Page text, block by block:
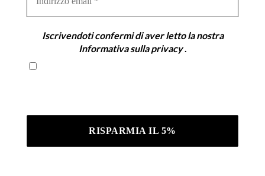
Iscrivendoti confermi di aver letto la nostra
Informativa sulla privacy.